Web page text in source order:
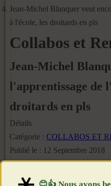
Jean-Michel Blanquer veut
à l'école, les droitards en pls
Collabos et
Jean-Michel
l'apprentissage de
droitards en pls
Détails
Catégorie : COLLABOS ET
Publié le : 12 Septembre 2018
Création : 12 Septembre 2018
Clics : 5071